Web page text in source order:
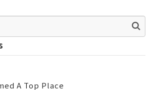
A Top Place